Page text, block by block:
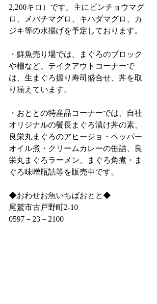
2,200キロ）です。主にビンチョウマグ
ロ、メバチマグロ、キハダマグロ、カ
ジキ等の水揚げを予定しております。
・鮮魚売り場では、まぐろのブロック
や柵など、テイクアウトコーナーで
は、生まぐろ握り寿司盛合せ、丼を取
り揃えています。
・おととの特産品コーナーでは、自社
オリジナルの鬢長まぐろ漬け丼の素、
良栄丸まぐろのアヒージョ・ペッパー
オイル煮・クリームカレーの缶詰、良
栄丸まぐろラーメン、まぐろ角煮・ま
ぐろ味噌瓶詰等を販売中です。
◆おわせお魚いちばおとと◆
尾鷲市古戸野町2‐10
0597－23－2100